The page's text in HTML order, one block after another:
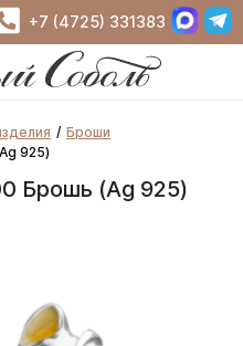
+7 (4725) 331383
Броши
925)
Брошь (Ag 925)